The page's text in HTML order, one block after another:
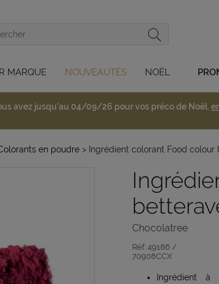
MARQUE NOUVEAUTÉS NOËL
avez jusqu'au 04/09/26 pour vos préco de Noël,
en poudre > Ingrédient colorant Food colour
Chocolatree
Réf: 49186 /
70908CCX
Ingrédient à